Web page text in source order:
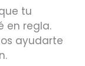
tu
en regla.
ayudarte